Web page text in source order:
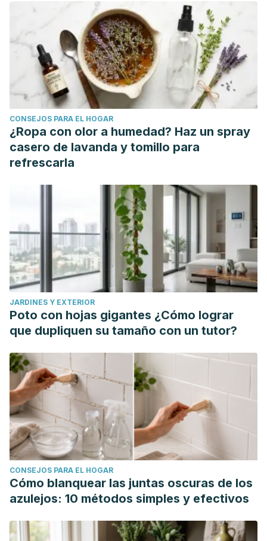
Monteleone, G., & Puddu, L. (2021). What type of mattress
should be chosen to avoid back pain and improve sleep
quality? Review of the literature. Journal of orthopaedics
and traumatology : official journal of the Italian Society of
Orthopaedics and Traumatology, 22(1), 51. Revisado el 04
de septiembre de 2023.https://doi.org/10.1186/s10195-021-
00616-5
Jacobson, B. H., Boolani, A., Dunklee, G., Shepardson, A., &
Acharya, H. (2010). Effect of prescribed sleep surfaces on
back pain and sleep quality in patients diagnosed with low
Revisado el 04 de septiembre de
https://doi.org/10.1016/j.apergo.2010.05.004
Morales Carrasco, L., Caisaguano Chacón, V. L., Córdova
Pacheco, A. C., & Morales Fiallos, P. R. (2019). ¿La compra
de un colchón es cuestión de salud? Revista Científica
Hermes, 23( ),141-161.[fecha de Consulta 4 de Septiembre
de 2023]. ISSN. Recuperado de:
https://www.redalyc.org/articulo.oa?id=477658117007
CONSEJOS PARA EL HOGAR
¿Ropa con olor a humedad? Haz un spray
casero de lavanda y tomillo para
refrescarla
JARDINES Y EXTERIOR
Poto con hojas gigantes ¿Cómo lograr
que dupliquen su tamaño con un tutor?
CONSEJOS PARA EL HOGAR
Cómo blanquear las juntas oscuras de los
azulejos: 10 métodos simples y efectivos